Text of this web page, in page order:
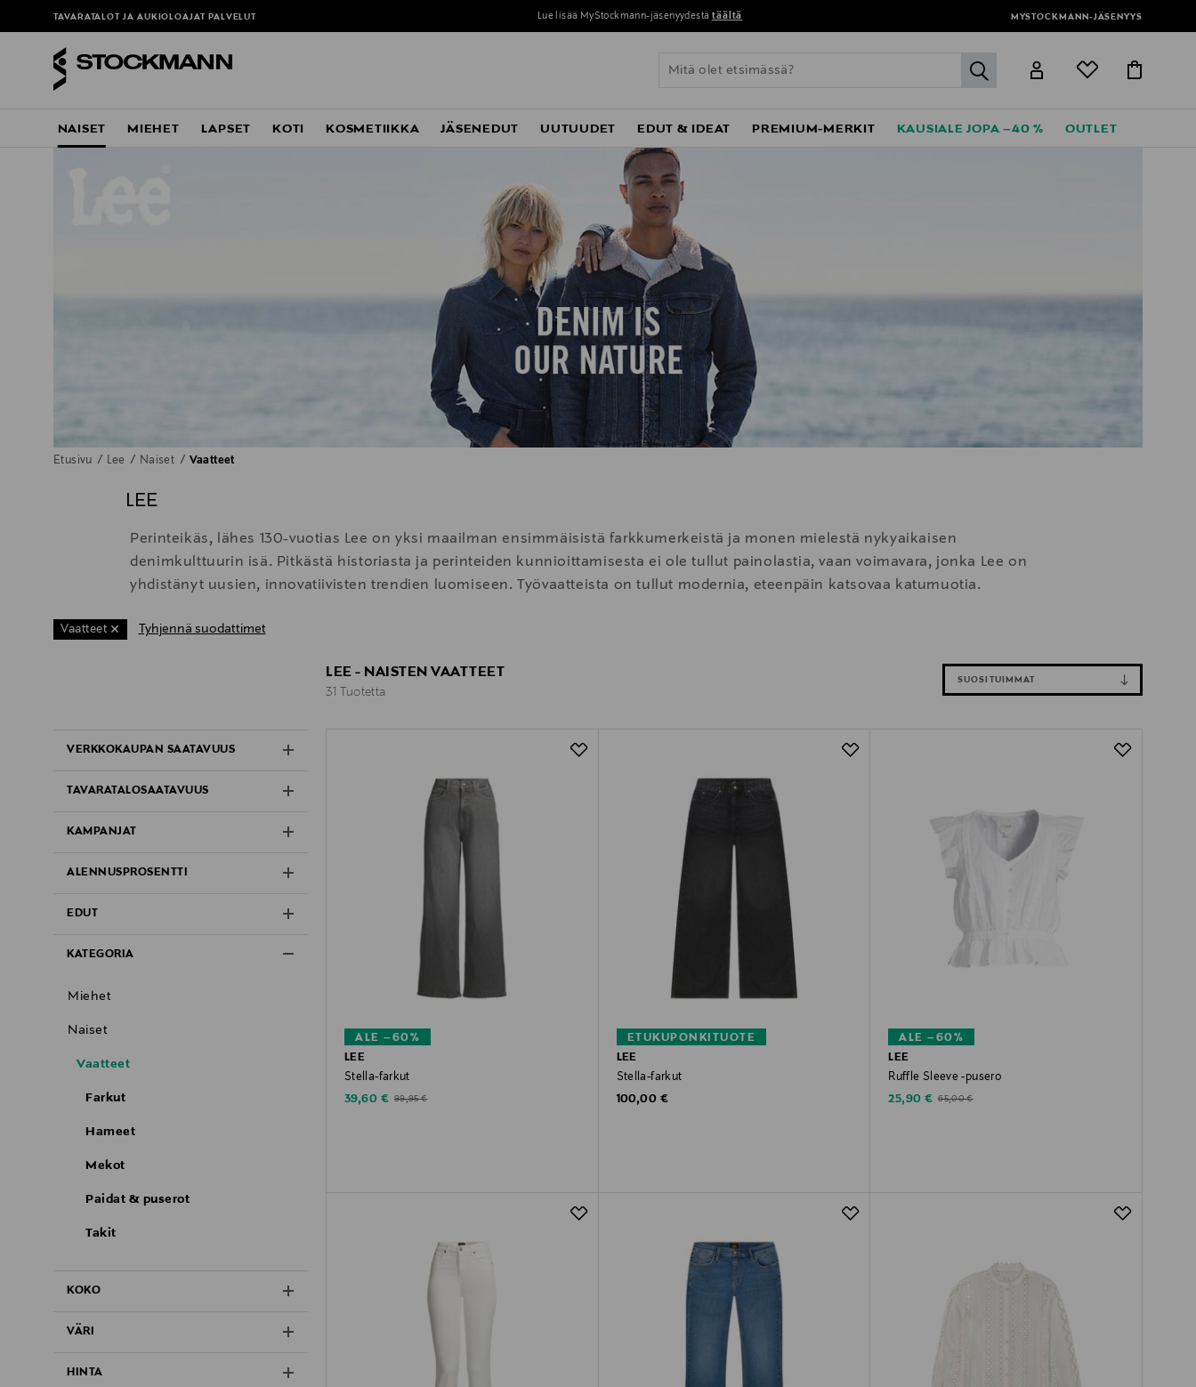
TAVARATALOT JA AUKIOLOAJAT PALVELUT Lue lisää MyStockmann-jäsenyydestä täältä MYSTOCKMANN-JÄSENYYS
label.header.go
NAISET MIEHET LAPSET KOTI KOSMETIIKKA JÄSENEDUT UUTUUDET EDUT & IDEAT PREMIUM-MERKIT KAUSIALE JOPA –40 % OUTLET
Etusivu Lee Naiset Vaatteet
LEE
Perinteikäs, lähes 130-vuotias Lee on yksi maailman ensimmäisistä farkkumerkeistä ja monen mielestä nykyaikaisen
denimkulttuurin isä. Pitkästä historiasta ja perinteiden kunnioittamisesta ei ole tullut painolastia, vaan voimavara, jonka Lee on
yhdistänyt uusien, innovatiivisten trendien luomiseen. Työvaatteista on tullut modernia, eteenpäin katsovaa katumuotia.
Vaatteet Tyhjennä suodattimet
VERKKOKAUPAN SAATAVUUS
TAVARATALOSAATAVUUS
KAMPANJAT
ALENNUSPROSENTTI
EDUT
KATEGORIA
Miehet
Naiset
Vaatteet
Farkut
Hameet
Mekot
Paidat & puserot
Takit
KOKO
VÄRI
HINTA
LEE - NAISTEN VAATTEET
31 Tuotetta
SUOSITUIMMAT
ALE –60%
LEE
Stella-farkut
Discounted Price
39,60 € Original Price
99,95 €
ETUKUPONKITUOTE
LEE
Stella-farkut
Original Price
100,00 €
ALE –60%
LEE
Ruffle Sleeve -pusero
Discounted Price
25,90 € Original Price
65,00 €